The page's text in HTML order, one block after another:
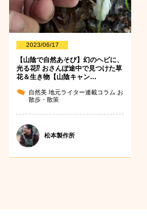
2023/06/17
【山陰で自然あそび】幻のヘビに、
光る花⁉ おさんぽ途中で見つけた草
花＆生き物【山陰キャン…
自然美 地元ライター連載コラム お
散歩・散策
松本製作所